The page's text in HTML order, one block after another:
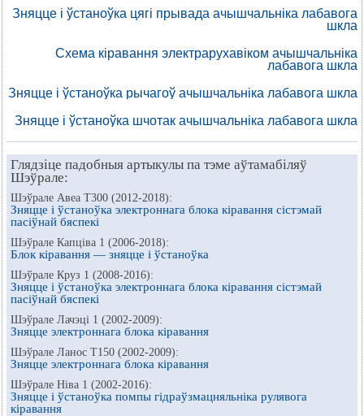
Зняцце і ўстаноўка цягі прывада ачышчальніка лабавога
шкла
Схема кіравання электрарухавіком ачышчальніка
лабавога шкла
Зняцце і ўстаноўка рычагоў ачышчальніка лабавога шкла
Зняцце і ўстаноўка шчотак ачышчальніка лабавога шкла
Глядзіце падобныя артыкулы па тэме аўтамабіляў
Шэўрале:
Шэўрале Авеа Т300 (2012-2018):
Зняцце і ўстаноўка электроннага блока кіравання сістэмай
пасіўнай бяспекі
Шэўрале Капціва 1 (2006-2018):
Блок кіравання — зняцце і ўстаноўка
Шэўрале Круз 1 (2008-2016):
Зняцце і ўстаноўка электроннага блока кіравання сістэмай
пасіўнай бяспекі
Шэўрале Лачэці 1 (2002-2009):
Зняцце электроннага блока кіравання
Шэўрале Ланос Т150 (2002-2009):
Зняцце электроннага блока кіравання
Шэўрале Ніва 1 (2002-2016):
Зняцце і ўстаноўка помпы гідраўзмацняльніка рулявога
кіравання